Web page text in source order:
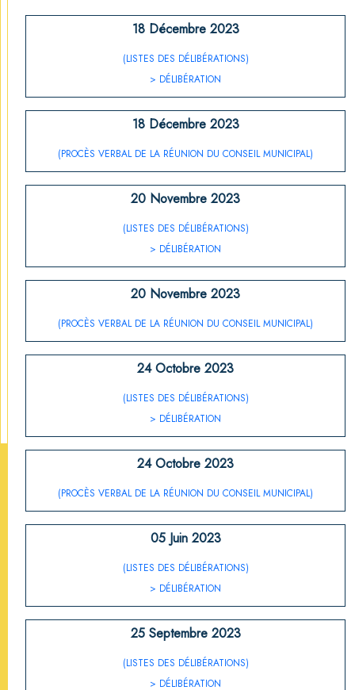
18 Décembre 2023
(LISTES DES DÉLIBÉRATIONS)
> DÉLIBÉRATION
18 Décembre 2023
(PROCÈS VERBAL DE LA RÉUNION DU CONSEIL MUNICIPAL)
20 Novembre 2023
(LISTES DES DÉLIBÉRATIONS)
> DÉLIBÉRATION
20 Novembre 2023
(PROCÈS VERBAL DE LA RÉUNION DU CONSEIL MUNICIPAL)
24 Octobre 2023
(LISTES DES DÉLIBÉRATIONS)
> DÉLIBÉRATION
24 Octobre 2023
(PROCÈS VERBAL DE LA RÉUNION DU CONSEIL MUNICIPAL)
05 Juin 2023
(LISTES DES DÉLIBÉRATIONS)
> DÉLIBÉRATION
25 Septembre 2023
(LISTES DES DÉLIBÉRATIONS)
> DÉLIBÉRATION